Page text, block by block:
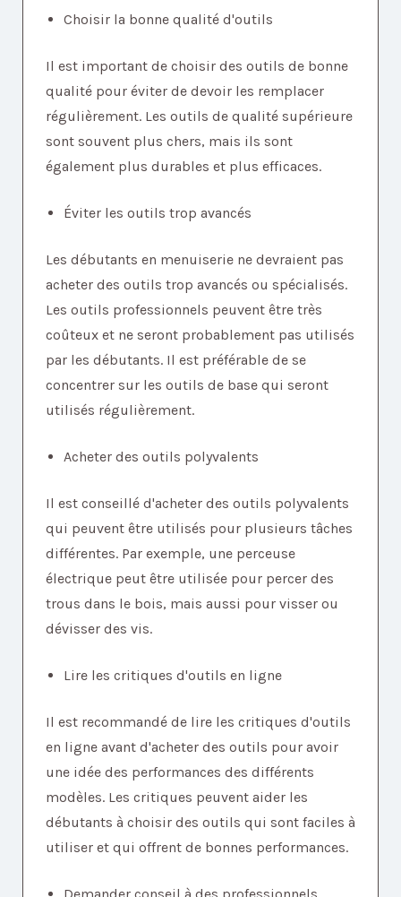
Choisir la bonne qualité d'outils
Il est important de choisir des outils de bonne
qualité pour éviter de devoir les remplacer
régulièrement. Les outils de qualité supérieure
sont souvent plus chers, mais ils sont
également plus durables et plus efficaces.
Éviter les outils trop avancés
Les débutants en menuiserie ne devraient pas
acheter des outils trop avancés ou spécialisés.
Les outils professionnels peuvent être très
coûteux et ne seront probablement pas utilisés
par les débutants. Il est préférable de se
concentrer sur les outils de base qui seront
utilisés régulièrement.
Acheter des outils polyvalents
Il est conseillé d'acheter des outils polyvalents
qui peuvent être utilisés pour plusieurs tâches
différentes. Par exemple, une perceuse
électrique peut être utilisée pour percer des
trous dans le bois, mais aussi pour visser ou
dévisser des vis.
Lire les critiques d'outils en ligne
Il est recommandé de lire les critiques d'outils
en ligne avant d'acheter des outils pour avoir
une idée des performances des différents
modèles. Les critiques peuvent aider les
débutants à choisir des outils qui sont faciles à
utiliser et qui offrent de bonnes performances.